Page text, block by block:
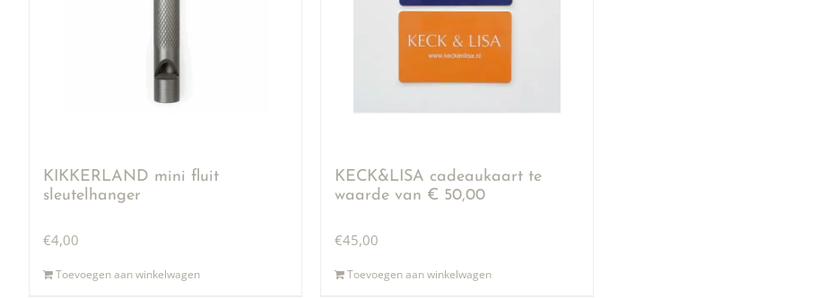
KIKKERLAND mini fluit
sleutelhanger
€4,00
Toevoegen aan winkelwagen
KECK&LISA cadeaukaart te
waarde van € 50,00
€45,00
Toevoegen aan winkelwagen